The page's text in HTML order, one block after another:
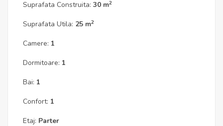
Suprafata Construita: 30 m2
Suprafata Utila: 25 m2
Camere: 1
Dormitoare: 1
Bai: 1
Confort: 1
Etaj: Parter